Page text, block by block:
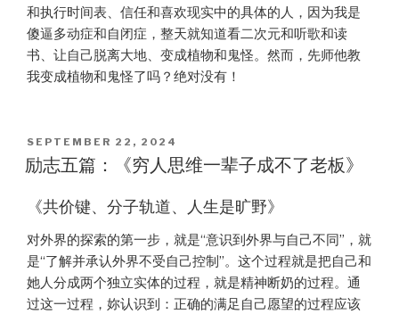
和执行时间表、信任和喜欢现实中的具体的人，因为我是
傻逼多动症和自闭症，整天就知道看二次元和听歌和读
书、让自己脱离大地、变成植物和鬼怪。然而，先师他教
我变成植物和鬼怪了吗？绝对没有！
POSTED
ON
SEPTEMBER 22, 2024
励志五篇：《穷人思维一辈子成不了老板》
《共价键、分子轨道、人生是旷野》
对外界的探索的第一步，就是“意识到外界与自己不同”，就
是“了解并承认外界不受自己控制”。这个过程就是把自己和
她人分成两个独立实体的过程，就是精神断奶的过程。通
过这一过程，妳认识到：正确的满足自己愿望的过程应该